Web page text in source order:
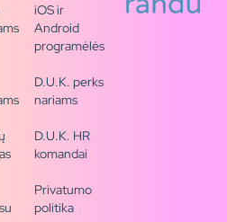
iOS ir
Android
programėlės
D.U.K. perks
nariams
D.U.K. HR
komandai
Privatumo
politika